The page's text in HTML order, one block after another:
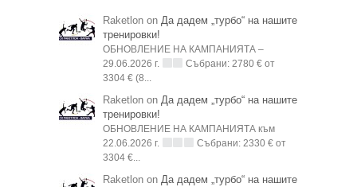
Raketlon on Да дадем „турбо“ на нашите
тренировки!
ОБНОВЛЕНИЕ НА КАМПАНИЯТА –
29.06.2026 г.
Събрани: 2780 € от
3304 € (8...
Raketlon on Да дадем „турбо“ на нашите
тренировки!
ОБНОВЛЕНИЕ НА КАМПАНИЯТА към
22.06.2026 г.
Събрани: 2330 € от
3304 €...
Raketlon on Да дадем „турбо“ на нашите